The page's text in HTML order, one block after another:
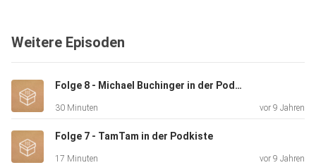
Weitere Episoden
Folge 8 - Michael Buchinger in der Podkiste
30 Minuten vor 9 Jahren
Folge 7 - TamTam in der Podkiste
17 Minuten vor 9 Jahren